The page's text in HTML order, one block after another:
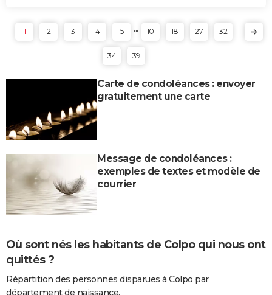
1 2 3 4 5 ... 10 18 27 32
34 39
Carte de condoléances : envoyer
gratuitement une carte
Message de condoléances :
exemples de textes et modèle de
courrier
Où sont nés les habitants de Colpo qui nous ont
quittés ?
Répartition des personnes disparues à Colpo par
département de naissance.